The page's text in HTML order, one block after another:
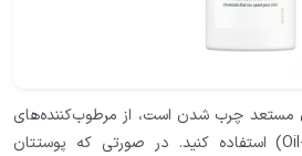
مستعد چرب شدن است، از مرطوب‌کننده‌های
سبک و فاقد چربی (Oil-Free) استفاده کنید. در صورتی که پوستتان